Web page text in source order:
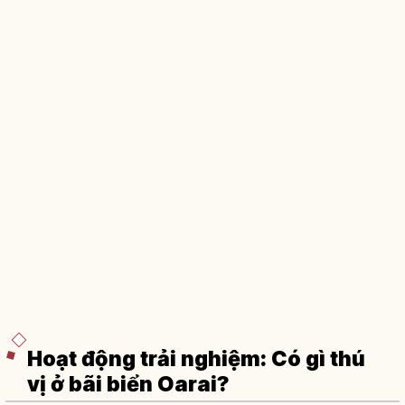
Hoạt động trải nghiệm: Có gì thú
vị ở bãi biển Oarai?